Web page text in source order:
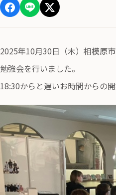
2025年10月30日（木）相模原
勉強会を行いました。
18:30からと遅いお時間からの